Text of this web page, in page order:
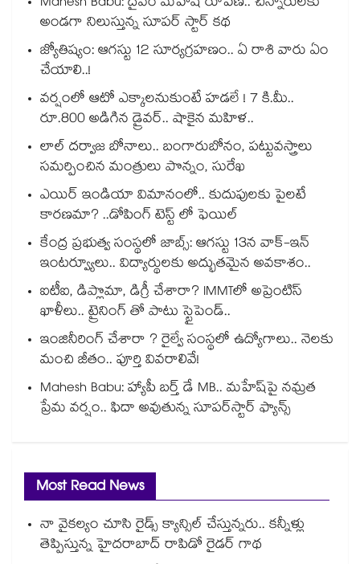
అండగా నిలుస్తున్న సూపర్ స్టార్ కథ
జ్యోతిష్యం: ఆగస్టు 12 సూర్యగ్రహణం.. ఏ రాశి వారు ఏం
చేయాలి..!
వర్షంలో ఆటో ఎక్కాలనుకుంటే హడలే ! 7 కి.మీ..
రూ.800 అడిగిన డ్రైవర్.. షాకైన మహిళ..
లాల్ దర్వాజ బోనాలు.. బంగారుబోనం, పట్టువస్త్రాలు
సమర్పించిన మంత్రులు పొన్నం, సురేఖ
ఎయిర్ ఇండియా విమానంలో.. కుదుపులకు పైలటే
కారణమా? ..డోపింగ్ టెస్ట్ లో ఫెయిల్
కేంద్ర ప్రభుత్వ సంస్థలో జాబ్స్: ఆగస్టు 13న వాక్-ఇన్
ఇంటర్వ్యూలు.. విద్యార్థులకు అద్భుతమైన అవకాశం..
ఐటీఐ, డిప్లొమా, డిగ్రీ చేశారా? IMMTలో అప్రెంటిస్
ఖాళీలు.. ట్రైనింగ్ తో పాటు స్టైపెండ్..
ఇంజినీరింగ్ చేశారా ? రైల్వే సంస్థలో ఉద్యోగాలు.. నెలకు
మంచి జీతం.. పూర్తి వివరాలివే!
Mahesh Babu: హ్యాపీ బర్త్ డే MB.. మహేష్‌పై నమ్రత
ప్రేమ వర్షం.. ఫిదా అవుతున్న సూపర్‌స్టార్ ఫ్యాన్స్
Most Read News
నా వైకల్యం చూసి రైడ్స్ క్యాన్సిల్ చేస్తున్నరు.. కన్నీళ్లు
తెప్పిస్తున్న హైదరాబాద్ రాపిడో రైడర్ గాథ